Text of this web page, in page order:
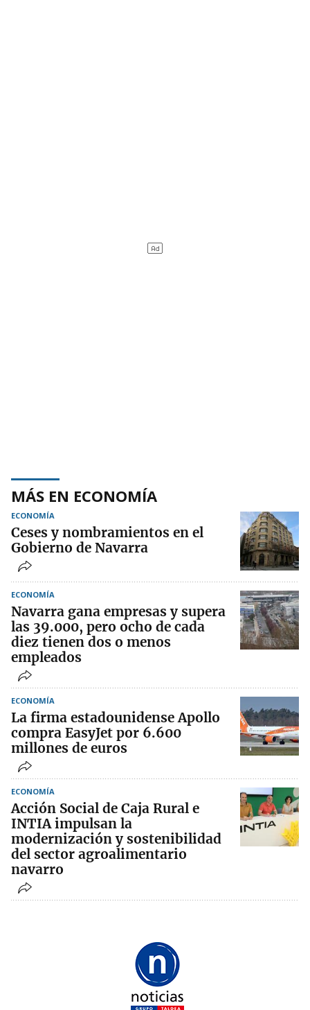
MÁS EN ECONOMÍA
ECONOMÍA
Ceses y nombramientos en el
Gobierno de Navarra
ECONOMÍA
Navarra gana empresas y supera
las 39.000, pero ocho de cada
diez tienen dos o menos
empleados
ECONOMÍA
La firma estadounidense Apollo
compra EasyJet por 6.600
millones de euros
ECONOMÍA
Acción Social de Caja Rural e
INTIA impulsan la
modernización y sostenibilidad
del sector agroalimentario
navarro